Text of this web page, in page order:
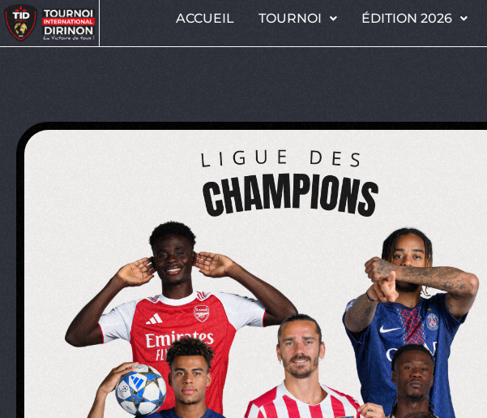
ACCUEIL TOURNOI ÉDITION 2026